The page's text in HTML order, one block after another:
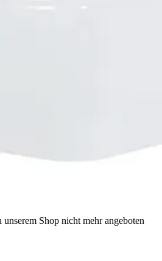
Shop nicht mehr angeboten